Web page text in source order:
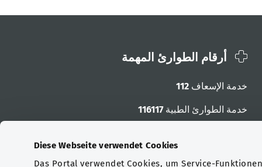
Diese Webseite verwendet Cookies
Das Portal verwendet Cookies, um Service-
أرقام الطوارئ المهمة
خدمة الإسعاف 112
خدمة الطوارئ الطبية116117